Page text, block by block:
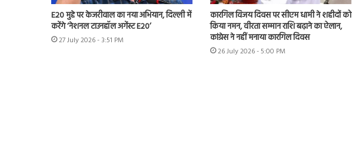
E20 मुद्दे पर केजरीवाल का नया अभियान, दिल्ली में
करेंगे ‘नेशनल टाउनहॉल अगेंस्ट E20’
27 July 2026 - 3:51 PM
कारगिल विजय दिवस पर सीएम धामी ने शहीदों को
किया नमन, वीरता सम्मान राशि बढ़ाने का ऐलान,
कांग्रेस ने नहीं मनाया कारगिल दिवस
26 July 2026 - 5:00 PM